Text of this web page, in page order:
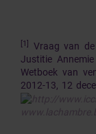
[1]
Vraag van
Justitie
Wetboek van
2012-13, 12